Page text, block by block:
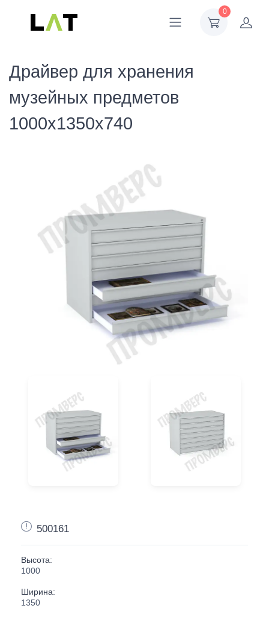
0
Драйвер для хранения
музейных предметов
1000х1350х740
500161
Высота:
1000
Ширина:
1350